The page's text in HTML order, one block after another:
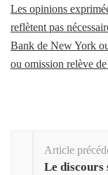
Les opinions
reflètent pas
Bank de New York
ou omission relève
d'article
Article
Le discours